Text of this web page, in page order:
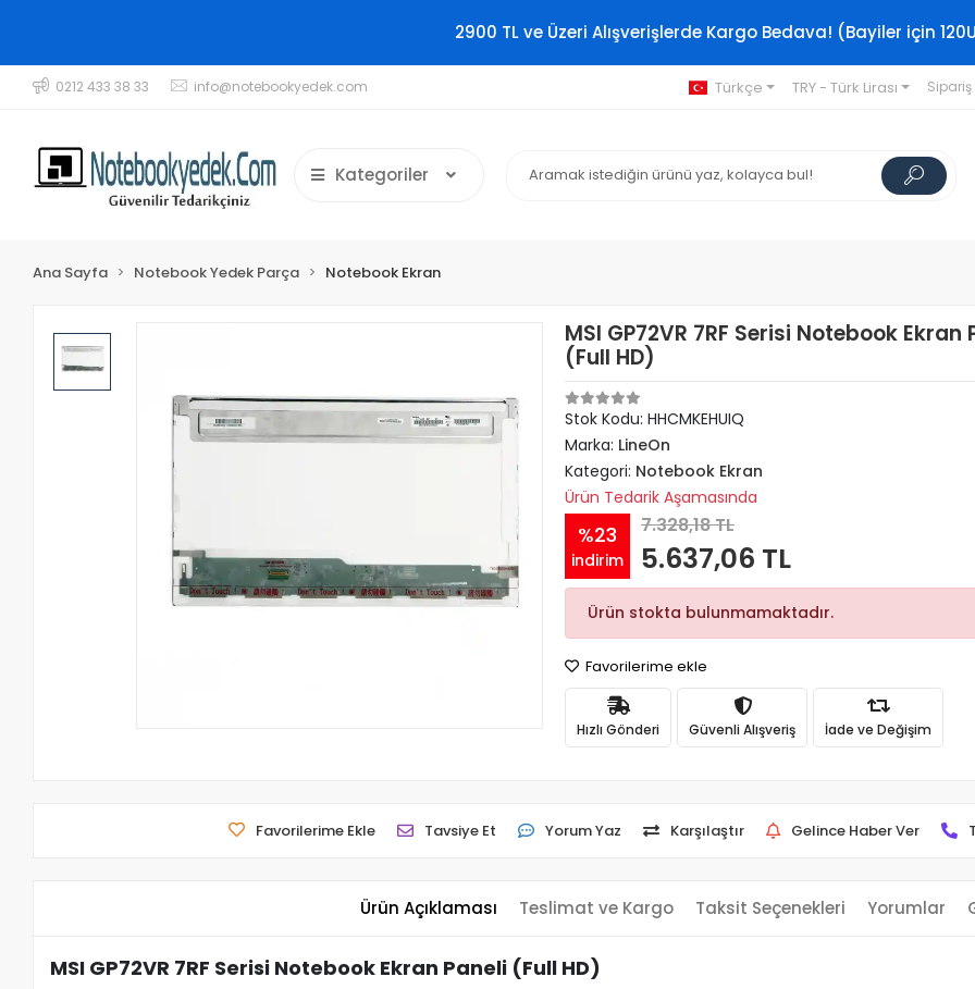
2900 TL ve Üzeri Alışverişlerde Kargo Bedava! (Bayiler için
0212 433 38 33 info@notebookyedek.com Türkçe TRY - Türk Lirası
Kategoriler
Ana Sayfa Notebook Yedek Parça Notebook Ekran
MSI GP72VR 7RF Serisi Notebook Ekran
(Full HD)
Stok Kodu: HHCMKEHUIQ
Marka: LineOn
Kategori: Notebook Ekran
Ürün Tedarik Aşamasında
%23
indirim
7.328,18 TL
5.637,06 TL
Ürün stokta bulunmamaktadır.
Favorilerime ekle
Hızlı Gönderi Güvenli Alışveriş İade ve Değişim
Favorilerime Ekle Tavsiye Et Yorum Yaz Karşılaştır Gelince Haber Ver
Ürün Açıklaması Teslimat ve Kargo Taksit Seçenekleri Yorumlar
MSI GP72VR 7RF Serisi Notebook Ekran Paneli (Full HD)